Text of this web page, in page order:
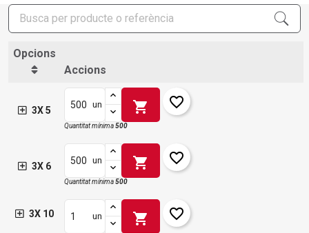
Opcions
Accions
3X 5
un shopping_cart favorite_border
Quantitat mínima500
3X 6
un shopping_cart favorite_border
Quantitat mínima500
3X 10 un shopping_cart favorite_border